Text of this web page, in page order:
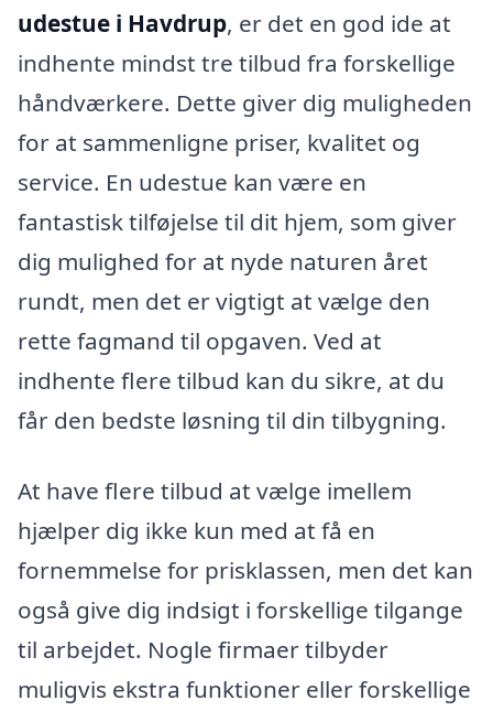
udestue i Havdrup, er det en god ide at
indhente mindst tre tilbud fra forskellige
håndværkere. Dette giver dig muligheden
for at sammenligne priser, kvalitet og
service. En udestue kan være en
fantastisk tilføjelse til dit hjem, som giver
dig mulighed for at nyde naturen året
rundt, men det er vigtigt at vælge den
rette fagmand til opgaven. Ved at
indhente flere tilbud kan du sikre, at du
får den bedste løsning til din tilbygning.
At have flere tilbud at vælge imellem
hjælper dig ikke kun med at få en
fornemmelse for prisklassen, men det kan
også give dig indsigt i forskellige tilgange
til arbejdet. Nogle firmaer tilbyder
muligvis ekstra funktioner eller forskellige